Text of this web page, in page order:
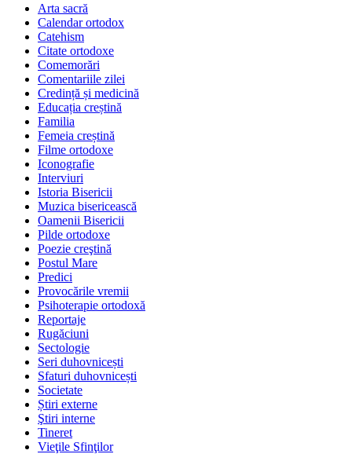
Arta sacră
Calendar ortodox
Catehism
Citate ortodoxe
Comemorări
Comentariile zilei
Credință și medicină
Educația creștină
Familia
Femeia creștină
Filme ortodoxe
Iconografie
Interviuri
Istoria Bisericii
Muzica bisericească
Oamenii Bisericii
Pilde ortodoxe
Poezie creştină
Postul Mare
Predici
Provocările vremii
Psihoterapie ortodoxă
Reportaje
Rugăciuni
Sectologie
Seri duhovnicești
Sfaturi duhovnicești
Societate
Știri externe
Ştiri interne
Tineret
Vieţile Sfinţilor